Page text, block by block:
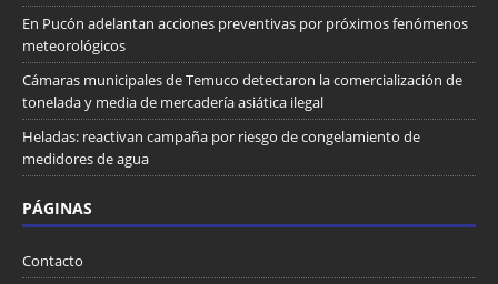
En Pucón adelantan acciones preventivas por próximos fenómenos
meteorológicos
Cámaras municipales de Temuco detectaron la comercialización de
tonelada y media de mercadería asiática ilegal
Heladas: reactivan campaña por riesgo de congelamiento de
medidores de agua
PÁGINAS
Contacto